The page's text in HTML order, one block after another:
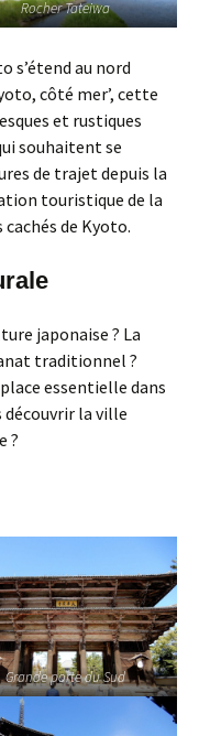
Rocher Tateiwa
s’étend au nord
côté mer’, cette
et rustiques
souhaitent se
de trajet depuis la
touristique de la
de Kyoto.
japonaise ? La
traditionnel ?
essentielle dans
découvrir la ville
?
Grande porte du Sud